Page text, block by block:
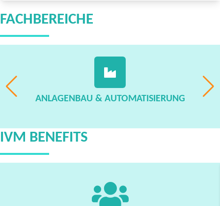
FACHBEREICHE
ANLAGENBAU & AUTOMATISIERUNG
IVM BENEFITS